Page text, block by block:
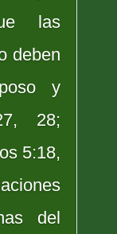
las
deben
y
28;
5:18,
del